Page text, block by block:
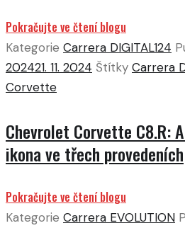
Pokračujte ve čtení blogu
Kategorie Carrera DIGITAL124
202421. 11. 2024 Štítky Carrera
Corvette
Chevrolet Corvette C8.R:
ikona ve třech provedeních
Pokračujte ve čtení blogu
Kategorie Carrera EVOLUTION